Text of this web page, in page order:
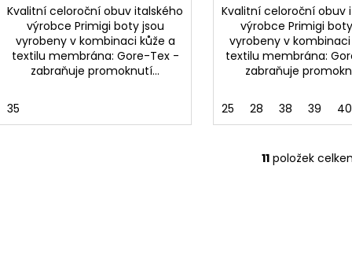
Kvalitní celoroční obuv italského
výrobce Primigi boty jsou
vyrobeny v kombinaci kůže a
textilu membrána: Gore-Tex -
zabraňuje promoknutí...
35
Kvalitní celoroční obuv
výrobce Primigi
vyrobeny v
textilu membrána:
zabraňuje
25 28 38 39 40
O
11položek